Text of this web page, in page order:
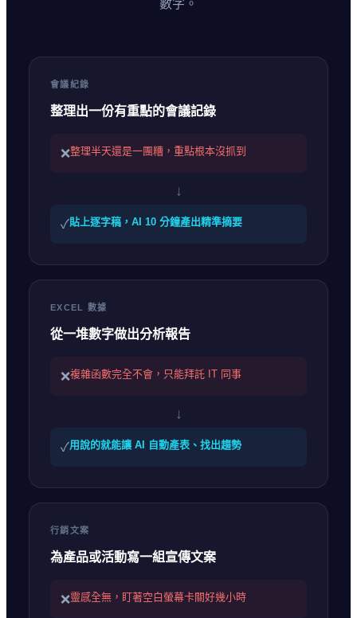
數字。
會議紀錄
整理出一份有重點的會議記錄
❌整理半天還是一團糟，重點根本沒抓到
↓
✓貼上逐字稿，AI 10 分鐘產出精準摘要
EXCEL 數據
從一堆數字做出分析報告
❌複雜函數完全不會，只能拜託 IT 同事
↓
✓用說的就能讓 AI 自動產表、找出趨勢
行銷文案
為產品或活動寫一組宣傳文案
❌靈感全無，盯著空白螢幕卡關好幾小時